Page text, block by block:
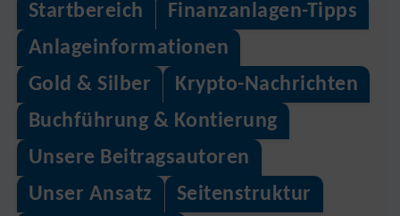
Startbereich
Finanzanlagen-Tipps
Anlageinformationen
Gold & Silber
Krypto-Nachrichten
Buchführung & Kontierung
Unsere Beitragsautoren
Unser Ansatz
Seitenstruktur